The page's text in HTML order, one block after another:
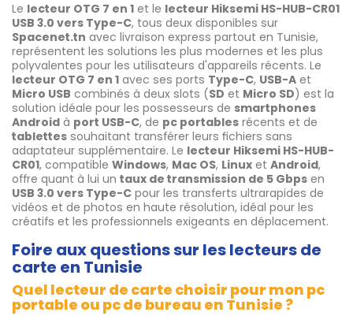
Le lecteur OTG 7 en 1 et le lecteur Hiksemi HS-HUB-CR01
USB 3.0 vers Type-C, tous deux disponibles sur
Spacenet.tn avec livraison express partout en Tunisie,
représentent les solutions les plus modernes et les plus
polyvalentes pour les utilisateurs d'appareils récents. Le
lecteur OTG 7 en 1 avec ses ports Type-C, USB-A et
Micro USB combinés à deux slots (SD et Micro SD) est la
solution idéale pour les possesseurs de smartphones
Android à port USB-C, de pc portables récents et de
tablettes souhaitant transférer leurs fichiers sans
adaptateur supplémentaire. Le lecteur Hiksemi HS-HUB-
CR01, compatible Windows, Mac OS, Linux et Android,
offre quant à lui un taux de transmission de 5 Gbps en
USB 3.0 vers Type-C pour les transferts ultrarapides de
vidéos et de photos en haute résolution, idéal pour les
créatifs et les professionnels exigeants en déplacement.
Foire aux questions sur les lecteurs de
carte en Tunisie
Quel lecteur de carte choisir pour mon pc
portable ou pc de bureau en Tunisie ?